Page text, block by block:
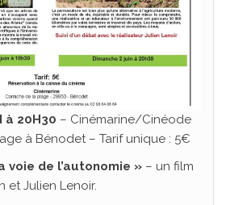
à 20H30 – Cinémarine/Cinéode
à Bénodet – Tarif unique : 5€
voie de l’autonomie » – un film
et Julien Lenoir.